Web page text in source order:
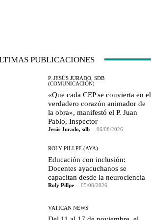
PUBLICACIONES
P. JESÚS JURADO, SDB
(COMUNICACIÓN)
«Que cada CEP se convierta en el
verdadero corazón animador de
la obra», manifestó el P. Juan
Pablo, Inspector
Jesús Jurado, sdb - 06/08/2026
ROLY PILLPE (AYA)
Educación con inclusión:
Docentes ayacuchanos se
capacitan desde la neurociencia
Roly Pillpe - 05/08/2026
VATICAN NEWS